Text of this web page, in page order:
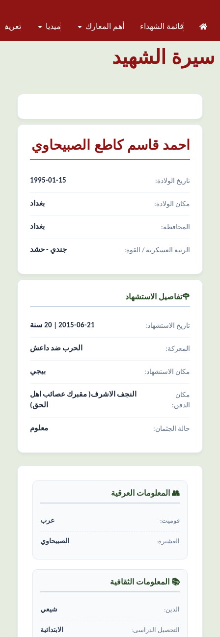
قائمة الشهداء أهم المعارك ميديا تعريف
سيرة الشهيد
احمد قاسم كاطع الصبيحاوي
تاریخ الولادة: 1995-01-15
مکان الولادة: بغداد
المحافظة: بغداد
الرتبة العسکریة / القوة: جندي - حشد
🌹تفاصیل الاستشهاد
تاریخ الاستشهاد: 2015-06-21 | 20 سنة
المعرکة: الحرب ضد داعش
مکان الاستشهاد: بيجي
مکان
الدفن:
النجف الاشرف( مقبرك عصائب اهل
الحق)
حالة الجثمان: معلوم
👥 المعلومات العرقیة
قومیت: عرب
العشیرة: الصبيحاوي
📚 المعلومات الثقافیة
الدين: شیعي
التحصیل الدراسی: الابتدائية